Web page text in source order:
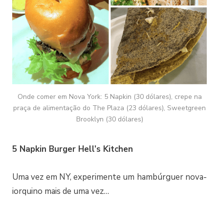
Onde comer em Nova York: 5 Napkin (30 dólares), crepe na
praça de alimentação do The Plaza (23 dólares), Sweetgreen
Brooklyn (30 dólares)
5 Napkin Burger Hell’s Kitchen
Uma vez em NY, experimente um hambúrguer nova-
iorquino mais de uma vez…